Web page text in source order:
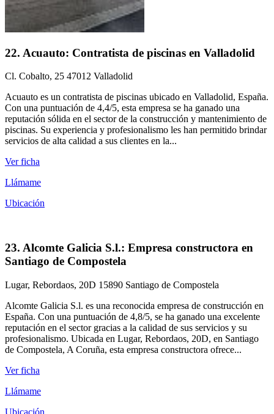
22. Acuauto: Contratista de piscinas en Valladolid
Cl. Cobalto, 25 47012 Valladolid
Acuauto es un contratista de piscinas ubicado en Valladolid, España.
Con una puntuación de 4,4/5, esta empresa se ha ganado una
reputación sólida en el sector de la construcción y mantenimiento de
piscinas. Su experiencia y profesionalismo les han permitido brindar
servicios de alta calidad a sus clientes en la...
Ver ficha
Llámame
Ubicación
23. Alcomte Galicia S.l.: Empresa constructora en
Santiago de Compostela
Lugar, Rebordaos, 20D 15890 Santiago de Compostela
Alcomte Galicia S.l. es una reconocida empresa de construcción en
España. Con una puntuación de 4,8/5, se ha ganado una excelente
reputación en el sector gracias a la calidad de sus servicios y su
profesionalismo. Ubicada en Lugar, Rebordaos, 20D, en Santiago
de Compostela, A Coruña, esta empresa constructora ofrece...
Ver ficha
Llámame
Ubicación